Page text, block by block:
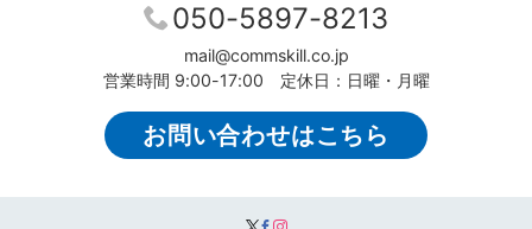
050-5897-8213
mail@commskill.co.jp
営業時間 9:00-17:00 定休日：日曜・月曜
お問い合わせはこちら